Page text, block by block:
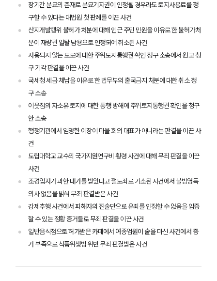
그룹소개
그룹소개
글로벌 파트너 로펌
고객의 소리
통합검색
AI대륜
업무사례
장기간 분묘의 존재로 분묘기지권이 인정될 경우라도 토지사용료를 청
구할 수 있다는 대법원 첫 판례를 이끈 사건
산지개발행위 불허가 처분에 대해 인근 주민 민원을 이유로 한 불허가처
분이 재량권 일탈 남용으로 인정되어 취소된 사건
사용되지 않는 도로에 대한 주위토지통행권 확인 청구 소송에서 원고 청
구 기각 판결을 이끈 사건
국세청 세금 체납을 이유로 한 법무부의 출국금지 처분에 대한 취소 청
구 소송
이웃집의 자소유 토지에 대한 통행 방해에 주위토지통행권 확인을 청구
한 소송
행정기관에서 임명한 이장이 마을 회의 대표가 아니라는 판결을 이끈 사
건
도립대학교 교수의 국가지원연구비 횡령 사건에 대해 무죄 판결을 이끈
사건
조경업자가 과한 대가를 받았다고 절도죄로 기소된 사건에서 불법영득
의사 없음을 밝혀 무죄 판결받은 사건
강제추행 사건에서 피해자의 진술만으로 유죄를 인정할 수 없음을 입증
할 수 있는 정황 증거들로 무죄 판결을 이끈 사건
일반음식점으로 허가받은 카페에서 여종업원이 술을 마신 사건에서 증
거 부족으로 식품위생법 위반 무죄 판결받은 사건